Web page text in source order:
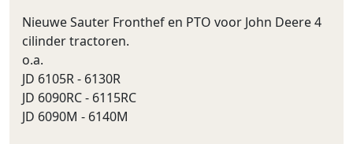
Nieuwe Sauter Fronthef en PTO voor John Deere 4
cilinder tractoren.
o.a.
JD 6105R - 6130R
JD 6090RC - 6115RC
JD 6090M - 6140M